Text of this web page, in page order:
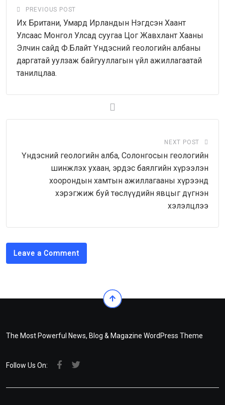
PREVIOUS POST
Их Британи, Умард Ирландын Нэгдсэн Хаант
Улсаас Монгол Улсад суугаа Цог Жавхлант Хааны
Элчин сайд Ф.Блайт Үндэсний геологийн албаны
даргатай уулзаж байгууллагын үйл ажиллагаатай
танилцлаа.
NEXT POST
Үндэсний геологийн алба, Солонгосын геологийн
шинжлэх ухаан, эрдэс баялгийн хүрээлэн
хоорондын хамтын ажиллагааны хүрээнд
хэрэгжиж буй төслүүдийн явцыг дүгнэн
хэлэлцлээ
Leave a Comment
The Most Powerful News, Blog & Magazine WordPress Theme
Follow Us On: